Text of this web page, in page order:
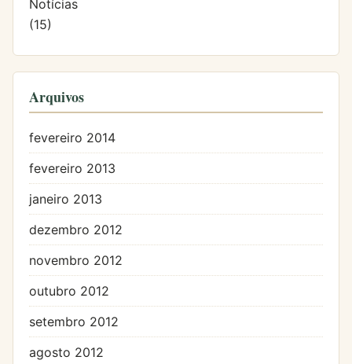
Notícias
(15)
Arquivos
fevereiro 2014
fevereiro 2013
janeiro 2013
dezembro 2012
novembro 2012
outubro 2012
setembro 2012
agosto 2012